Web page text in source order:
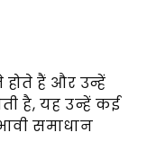
हैं और उन्हें
है, यह उन्हें कई
समाधान